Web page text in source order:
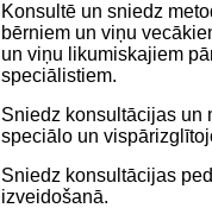
Konsultē un sniedz
bērniem un viņu
un viņu likumiskajiem
speciālistiem.
Sniedz konsultācijas un
speciālo un
Sniedz konsultācijas
izveidošanā.